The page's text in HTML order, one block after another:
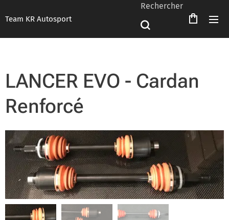
Team KR Autosport
Rechercher
LANCER EVO - Cardan
Renforcé